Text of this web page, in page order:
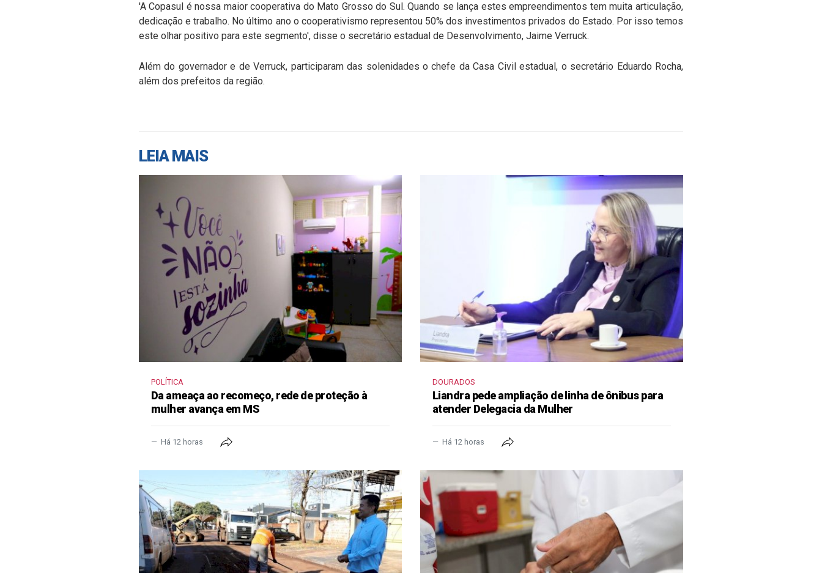
'A Copasul é nossa maior cooperativa do Mato Grosso do Sul. Quando se lança estes empreendimentos tem muita articulação,
dedicação e trabalho. No último ano o cooperativismo representou 50% dos investimentos privados do Estado. Por isso temos
este olhar positivo para este segmento', disse o secretário estadual de Desenvolvimento, Jaime Verruck.
Além do governador e de Verruck, participaram das solenidades o chefe da Casa Civil estadual, o secretário Eduardo Rocha,
além dos prefeitos da região.
LEIA MAIS
POLÍTICA
Da ameaça ao recomeço, rede de proteção à
mulher avança em MS
Há 12 horas
DOURADOS
Liandra pede ampliação de linha de ônibus para
atender Delegacia da Mulher
Há 12 horas